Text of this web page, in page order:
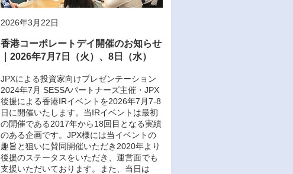
2026年3月22日
香港コーポレートデイ開催のお知らせ
｜2026年7月7日（火）、8日（水）
JPXによる投資家向けプレゼンテーション
2024年7月 SESSAパートナーズ主催・JPX
後援による香港IRイベントを2026年7月7-8
日に開催いたします。当IRイベントは最初
の開催である2017年から18回目となる実績
のある企画です。JPX様には当イベントの
趣旨と狙いに賛同開催いただき2020年より
後援のステータスをいただき、運営面でも
支援いただいております。また、当日は